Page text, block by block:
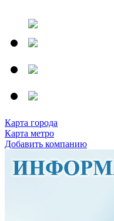
Карта города
Карта метро
Добавить компанию